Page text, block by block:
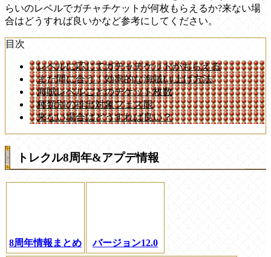
らいのレベルでガチャチケットが何枚もらえるか?来ない場
合はどうすれば良いかなど参考にしてください。
目次
レベルに応じてガチャチケットがもらえる
まだ間に合う！効率的な海賊Lv上げ方法
海賊レベルごとのチケット枚数
種類別の排出対象フェス限
来ない場合はどうすれば良い？
トレクル8周年&アプデ情報
8周年情報まとめ
バージョン12.0